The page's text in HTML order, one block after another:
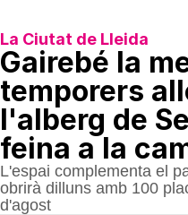
La Ciutat de Lleida
Gairebé la
temporers
l'alberg de
feina a la
L'espai complementa el
obrirà dilluns amb 100
d'agost